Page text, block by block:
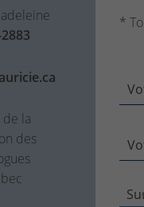
la
des
*